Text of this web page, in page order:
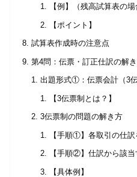
【例】（残高試算表の場
【ポイント】
試算表作成時の注意点
第4問：伝票・訂正仕訳の解
出題形式①：伝票会計（3伝
【3伝票制とは？】
3伝票制の問題の解き方
【手順①】各取引の仕訳
【手順②】仕訳から該
【具体例】